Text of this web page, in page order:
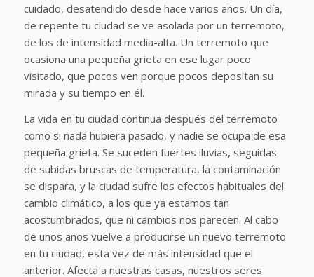
cuidado, desatendido desde hace varios años. Un día,
de repente tu ciudad se ve asolada por un terremoto,
de los de intensidad media-alta. Un terremoto que
ocasiona una pequeña grieta en ese lugar poco
visitado, que pocos ven porque pocos depositan su
mirada y su tiempo en él.
La vida en tu ciudad continua después del terremoto
como si nada hubiera pasado, y nadie se ocupa de esa
pequeña grieta. Se suceden fuertes lluvias, seguidas
de subidas bruscas de temperatura, la contaminación
se dispara, y la ciudad sufre los efectos habituales del
cambio climático, a los que ya estamos tan
acostumbrados, que ni cambios nos parecen. Al cabo
de unos años vuelve a producirse un nuevo terremoto
en tu ciudad, esta vez de más intensidad que el
anterior. Afecta a nuestras casas, nuestros seres